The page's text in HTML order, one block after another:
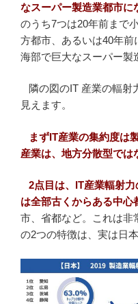
なスーパー製造業都市に
のうち7つは20年前まで
方都市、あるいは40年
海部で巨大なスーパー製
隣の図のIT 産業の輻射
見えます。
まずIT産業の集約度は
産業は、地方分散型では
2点目は、IT産業輻射
は全部古くからある中心
市、省都など。これは非
の2つの特徴は、実は日